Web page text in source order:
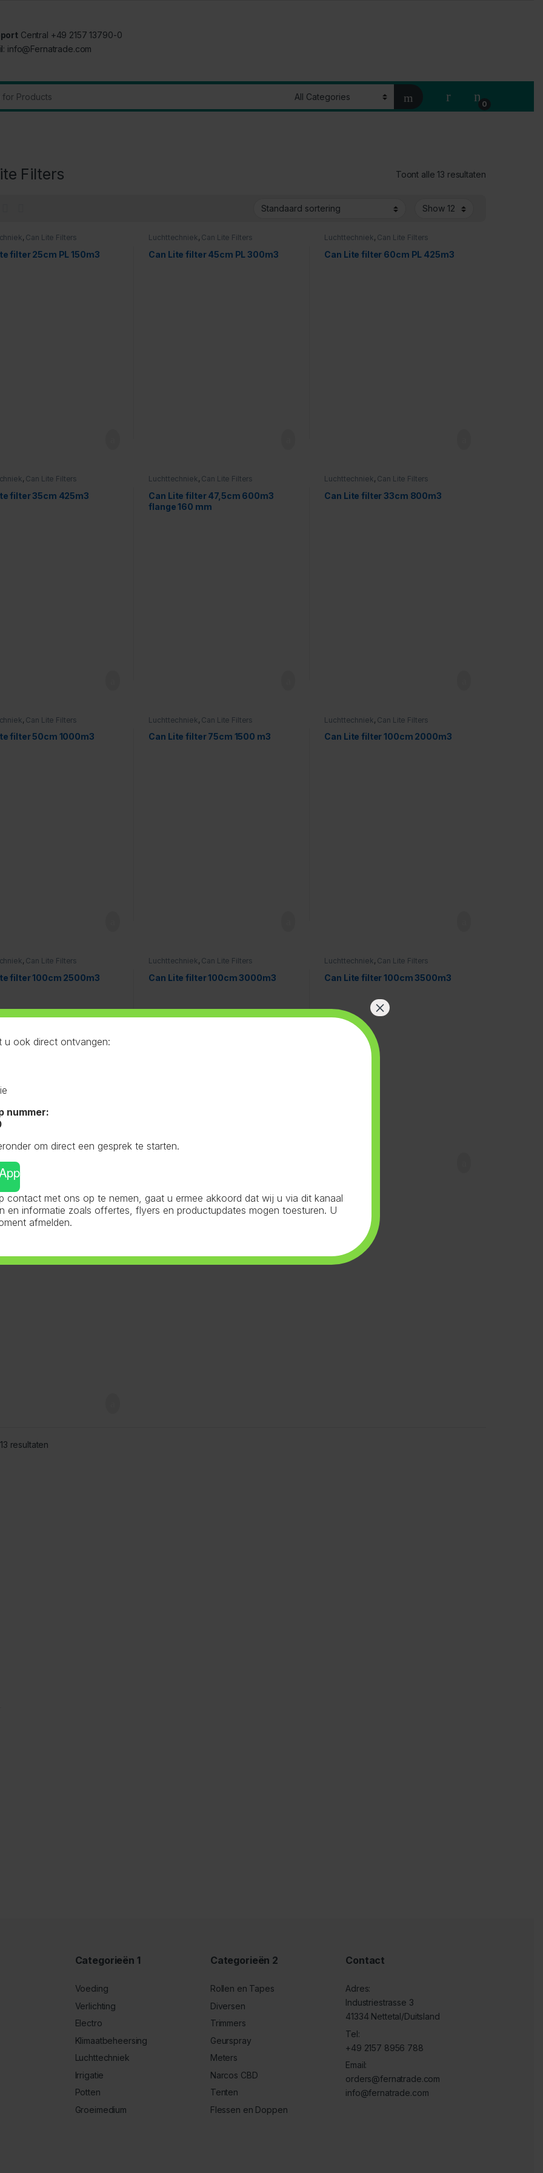
Central +49 2157 13790-0
info@Fernatrade.com
My Account
0
Filters Toont alle 13 resultaten
, Can Lite Filters
filter 25cm PL 150m3
Luchttechniek, Can Lite Filters
Can Lite filter 45cm PL 300m3
Luchttechniek, Can Lite Filters
Can Lite filter 60cm PL 425m3
, Can Lite Filters
filter 35cm 425m3
Luchttechniek, Can Lite Filters
Can Lite filter 47,5cm 600m3
flange 160 mm
Luchttechniek, Can Lite Filters
Can Lite filter 33cm 800m3
, Can Lite Filters
filter 50cm 1000m3
Luchttechniek, Can Lite Filters
Can Lite filter 75cm 1500 m3
Luchttechniek, Can Lite Filters
Can Lite filter 100cm 2000m3
, Can Lite Filters
filter 100cm 2500m3
Luchttechniek, Can Lite Filters
Can Lite filter 100cm 3000m3
Luchttechniek, Can Lite Filters
Can Lite filter 100cm 3500m3
,Can Lite Filters
filter 100cm 4500m3
resultaten
Categorieën 1
Voeding
Verlichting
Electro
Klimaatbeheersing
Luchttechniek
Irrigatie
Potten
Groeimedium
Categorieën 2
Rollen en Tapes
Diversen
Trimmers
Geurspray
Meters
Narcos CBD
Tenten
Flessen en Doppen
Contact
Adres:
Industriestrasse 3
41334 Nettetal/Duitsland
Tel:
+49 2157 8956 788
Email:
orders@fernatrade.com
info@fernatrade.com
u ook direct ontvangen:
nummer:
om direct een gesprek te starten.
contact met ons op te nemen, gaat u ermee akkoord dat wij u via dit kanaal
en informatie zoals offertes, flyers en productupdates mogen toesturen. U
afmelden.
×